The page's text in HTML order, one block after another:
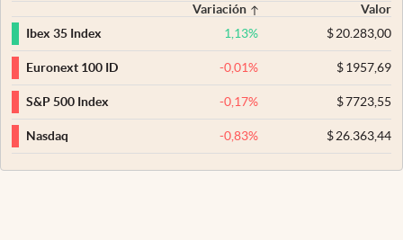
Variación
Valor
Ibex 35 Index
1,13% $20.283,00
Euronext 100 ID -0,01% $1957,69
S&P 500 Index -0,17% $7723,55
Nasdaq -0,83% $26.363,44